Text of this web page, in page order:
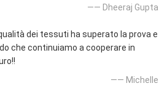
—— Dheeraj Gupta
dei tessuti ha superato la prova e
che continuiamo a cooperare in
—— Michelle